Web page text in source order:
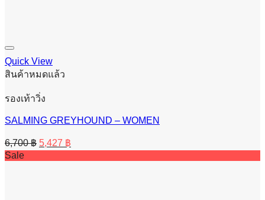
Quick View
สินค้าหมดแล้ว
รองเท้าวิ่ง
SALMING GREYHOUND – WOMEN
6,700฿ Original
price
was:
5,427 ฿
price
is:
Sale